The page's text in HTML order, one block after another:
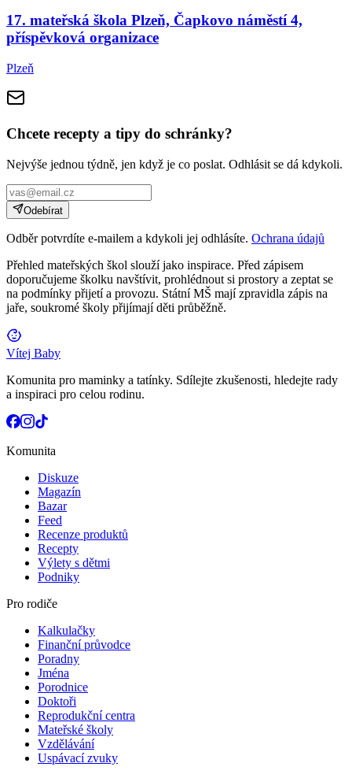
17. mateřská škola Plzeň, Čapkovo náměstí 4,
příspěvková organizace
Plzeň
Chcete recepty a tipy do schránky?
Nejvýše jednou týdně, jen když je co poslat. Odhlásit se dá kdykoli.
Odebírat
Odběr potvrdíte e-mailem a kdykoli jej odhlásíte. Ochrana údajů
Přehled mateřských škol slouží jako inspirace. Před zápisem
doporučujeme školku navštívit, prohlédnout si prostory a zeptat se
na podmínky přijetí a provozu. Státní MŠ mají zpravidla zápis na
jaře, soukromé školy přijímají děti průběžně.
Vítej Baby
Komunita pro maminky a tatínky. Sdílejte zkušenosti, hledejte rady
a inspiraci pro celou rodinu.
Komunita
Diskuze
Magazín
Bazar
Feed
Recenze produktů
Recepty
Výlety s dětmi
Podniky
Pro rodiče
Kalkulačky
Finanční průvodce
Poradny
Jména
Porodnice
Doktoři
Reprodukční centra
Mateřské školy
Vzdělávání
Uspávací zvuky